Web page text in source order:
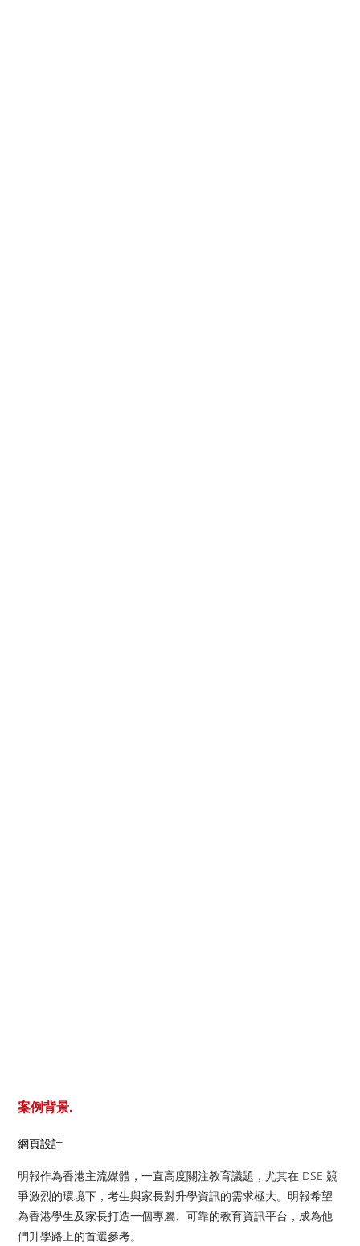
案例背景.
網頁設計
明報作為香港主流媒體，一直高度關注教育議題，尤其在 DSE 競
爭激烈的環境下，考生與家長對升學資訊的需求極大。明報希望
為香港學生及家長打造一個專屬、可靠的教育資訊平台，成為他
們升學路上的首選參考。